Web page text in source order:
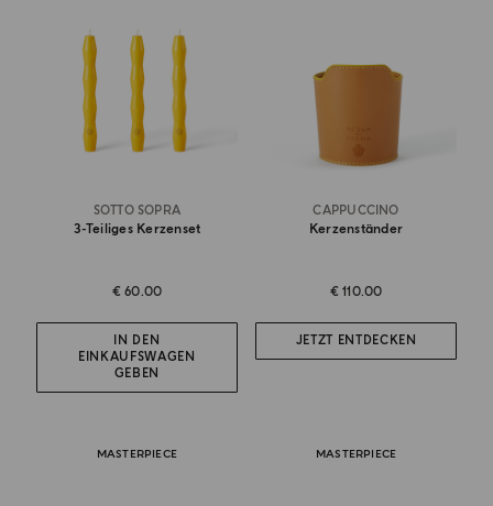
SOTTO SOPRA
3-Teiliges Kerzenset
€ 60.00
IN DEN
EINKAUFSWAGEN
GEBEN
CAPPUCCINO
Kerzenständer
€ 110.00
JETZT ENTDECKEN
MASTERPIECE MASTERPIECE